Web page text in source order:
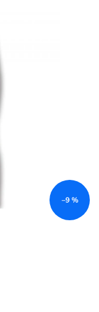
–9 %